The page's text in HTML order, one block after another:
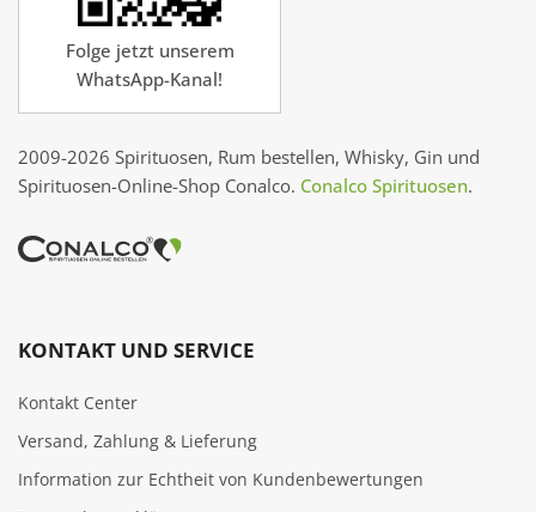
Folge jetzt unserem
WhatsApp-Kanal!
2009-2026 Spirituosen, Rum bestellen, Whisky, Gin und
Spirituosen-Online-Shop Conalco. Conalco Spirituosen.
KONTAKT UND SERVICE
Kontakt Center
Versand, Zahlung & Lieferung
Information zur Echtheit von Kundenbewertungen